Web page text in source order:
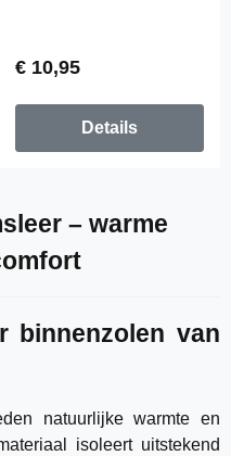
Normale prijs:
€ 10,95
Details
– warme
binnenzolen van
natuurlijke warmte en
isoleert uitstekend